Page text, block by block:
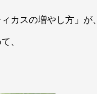
カスの増やし方」が、
、